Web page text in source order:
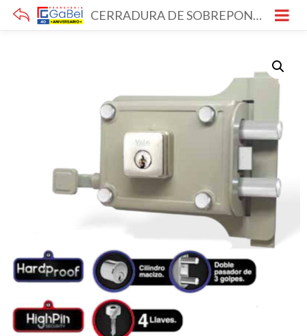
CERRADURA DE SOBREPONER 987 SOLDAR YALE